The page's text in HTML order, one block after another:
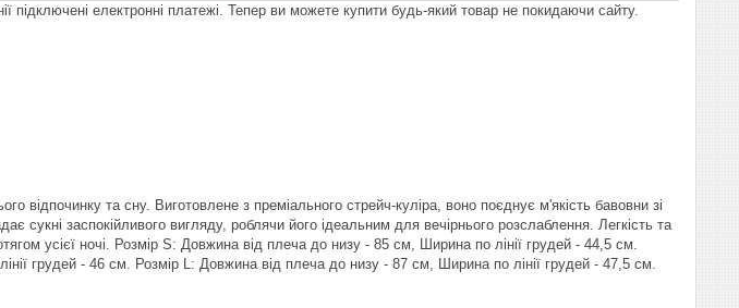
підключені електронні платежі. Тепер ви можете купити будь-який товар не покидаючи сайту.
відпочинку та сну. Виготовлене з преміального стрейч-куліра, воно поєднує м'якість бавовни зі
сукні заспокійливого вигляду, роблячи його ідеальним для вечірнього розслаблення. Легкість та
усієї ночі. Розмір S: Довжина від плеча до низу - 85 см, Ширина по лінії грудей - 44,5 см.
грудей - 46 см. Розмір L: Довжина від плеча до низу - 87 см, Ширина по лінії грудей - 47,5 см.